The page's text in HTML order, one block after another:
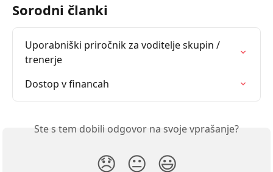
Sorodni članki
Uporabniški priročnik za voditelje skupin /
trenerje
Dostop v financah
Ste s tem dobili odgovor na svoje vprašanje?
😞 😐 😃